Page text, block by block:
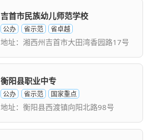
吉首市民族幼儿师范学校
公办 省示范 省卓越
地址：湘西州吉首市大田湾香园路17号
衡阳县职业中专
公办 省示范 国家重点
地址：衡阳县西渡镇向阳北路98号